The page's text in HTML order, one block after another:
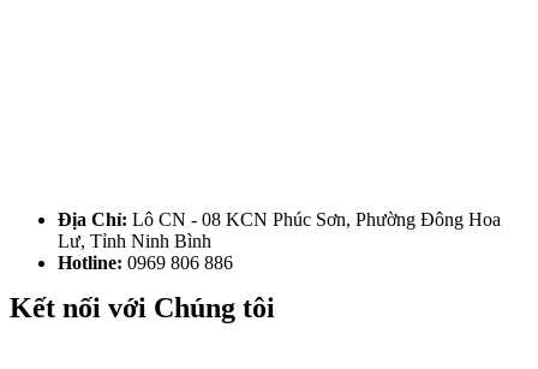
Địa Chỉ: Lô CN - 08 KCN Phúc Sơn, Phường Đông Hoa
Lư, Tỉnh Ninh Bình
Hotline: 0969 806 886
Kết nối với Chúng tôi